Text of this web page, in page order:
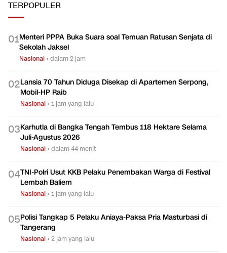
TERPOPULER
01Menteri PPPA Buka Suara soal Temuan Ratusan Senjata di
Sekolah Jaksel
Nasional •dalam 2 jam
02Lansia 70 Tahun Diduga Disekap di Apartemen Serpong,
Mobil-HP Raib
Nasional •1 jam yang lalu
03Karhutla di Bangka Tengah Tembus 118 Hektare Selama
Juli-Agustus 2026
Nasional •dalam 44 menit
04TNI-Polri Usut KKB Pelaku Penembakan Warga di Festival
Lembah Baliem
Nasional •1 jam yang lalu
05Polisi Tangkap 5 Pelaku Aniaya-Paksa Pria Masturbasi di
Tangerang
Nasional •2 jam yang lalu